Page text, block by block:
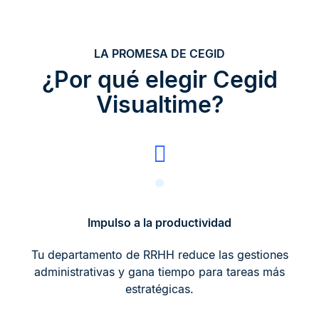
LA PROMESA DE CEGID
¿Por qué elegir Cegid
Visualtime?
Impulso a la productividad
Tu departamento de RRHH reduce las gestiones
administrativas y gana tiempo para tareas más
estratégicas.